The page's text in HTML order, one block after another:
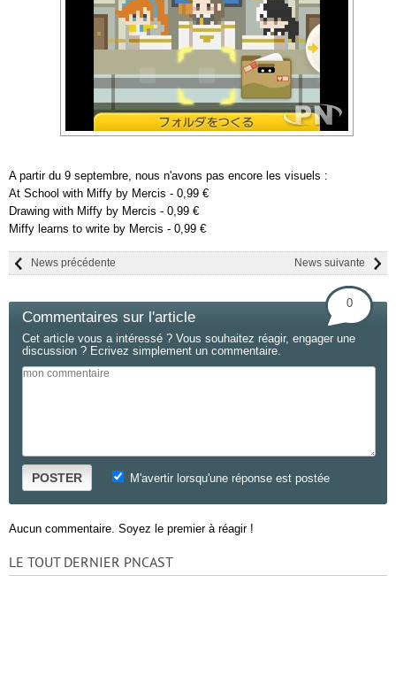
A partir du 9 septembre, nous n'avons pas encore les visuels :
At School with Miffy by Mercis - 0,99 €
Drawing with Miffy by Mercis - 0,99 €
Miffy learns to write by Mercis - 0,99 €
News suivante
News précédente
Commentaires sur l'article
0
Cet article vous a intéressé ? Vous souhaitez réagir, engager une
discussion ? Ecrivez simplement un commentaire.
POSTER M'avertir lorsqu'une réponse est postée
Aucun commentaire. Soyez le premier à réagir !
LE TOUT DERNIER PNCAST